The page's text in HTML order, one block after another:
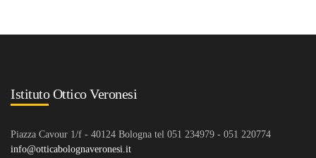
Istituto Ottico Veronesi
Piazza Cavour 1/f - 40124 Bologna tel 051 234979 - 051 220774
info@otticabolognaveronesi.it